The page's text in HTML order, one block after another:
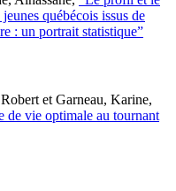
québécois issus de
: un portrait statistique”
et Garneau, Karine,
de vie optimale au tournant